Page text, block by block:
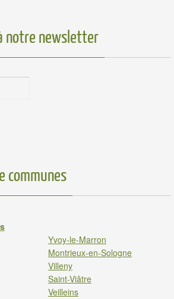
notre newsletter
communes
Yvoy-le-Marron
Montrieux-en-Sologne
Villeny
Saint-Viâtre
Veilleins